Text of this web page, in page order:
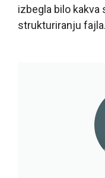
izbegla bilo kakva
strukturiranju fajla.